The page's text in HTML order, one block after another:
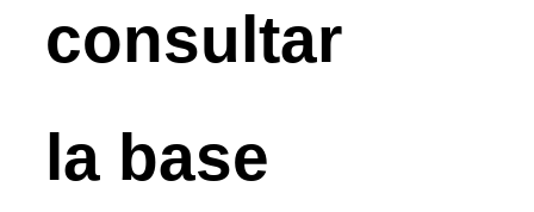
consultar
la base